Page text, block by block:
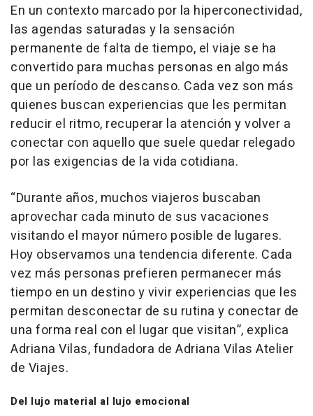
En un contexto marcado por la hiperconectividad,
las agendas saturadas y la sensación
permanente de falta de tiempo, el viaje se ha
convertido para muchas personas en algo más
que un período de descanso. Cada vez son más
quienes buscan experiencias que les permitan
reducir el ritmo, recuperar la atención y volver a
conectar con aquello que suele quedar relegado
por las exigencias de la vida cotidiana.
“Durante años, muchos viajeros buscaban
aprovechar cada minuto de sus vacaciones
visitando el mayor número posible de lugares.
Hoy observamos una tendencia diferente. Cada
vez más personas prefieren permanecer más
tiempo en un destino y vivir experiencias que les
permitan desconectar de su rutina y conectar de
una forma real con el lugar que visitan”, explica
Adriana Vilas, fundadora de Adriana Vilas Atelier
de Viajes.
Del lujo material al lujo emocional